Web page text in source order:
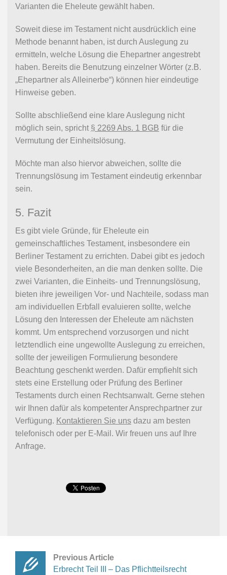
Varianten die Eheleute gewählt haben.
Soweit diese im Testament nicht ausdrücklich eine
Methode benannt haben, ist durch Auslegung zu
ermitteln, welche Lösung die Ehepartner angestrebt
haben. Bereits die Benutzung einzelner Wörter (z.B.
„Ehepartner als Alleinerbe“) können hier eindeutige
Hinweise geben.
Sollte abschließend eine klare Auslegung nicht
möglich sein, spricht § 2269 Abs. 1 BGB für die
Vermutung der Einheitslösung.
Möchte man also hiervor abweichen, sollte die
Trennungslösung im Testament eindeutig erkennbar
sein.
5. Fazit
Es gibt viele Gründe, für Eheleute ein
gemeinschaftliches Testament, insbesondere ein
Berliner Testament zu errichten. Dabei gibt es jedoch
viele Besonderheiten, an die man denken sollte. Die
zwei Varianten, die Einheits- und Trennungslösung,
bieten ihre jeweiligen Vor- und Nachteile, sodass man
am individuellen Erbfall evaluieren sollte, welche
Lösung den Interessen der Eheleute am nächsten
kommt. Um entsprechend vorzusorgen und nicht
letztendlich eine ungewollte Auslegung zu erreichen,
sollte der jeweiligen Formulierung besondere
Beachtung geschenkt werden. Dafür empfiehlt sich
stets eine Erstellung oder Prüfung des Berliner
Testaments durch einen Rechtsanwalt. Gerne stehen
wir Ihnen dafür als kompetenter Ansprechpartner zur
Verfügung. Kontaktieren Sie uns dazu am besten
telefonisch oder per E-Mail. Wir freuen uns auf Ihre
Anfrage.
Previous Article
Erbrecht Teil III – Das Pflichtteilsrecht